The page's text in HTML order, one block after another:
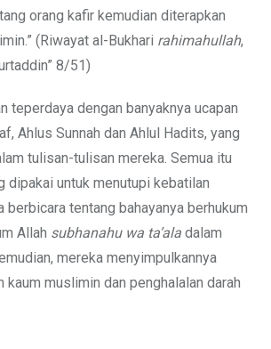
orang kafir kemudian diterapkan
(Riwayat al-Bukhari rahimahullah,
8/51)
teperdaya dengan banyaknya ucapan
Ahlus Sunnah dan Ahlul Hadits, yang
tulisan-tulisan mereka. Semua itu
dipakai untuk menutupi kebatilan
berbicara tentang bahayanya berhukum
Allah subhanahu wa ta’ala dalam
mereka menyimpulkannya
kaum muslimin dan penghalalan darah